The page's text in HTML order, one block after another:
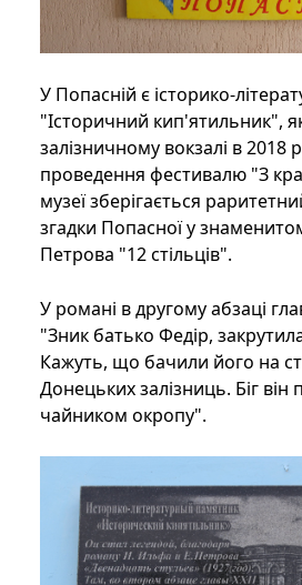
У Попасній є історико-
"Історичний кип'ятильник",
залізничному вокзалі в 2018
проведення фестивалю "З
музеї зберігається
згадки Попасної у
Петрова "12 стільців".
У романі в другому абзаці
"Зник батько Федір,
Кажуть, що бачили його на
Донецьких залізниць. Біг він
чайником окропу".